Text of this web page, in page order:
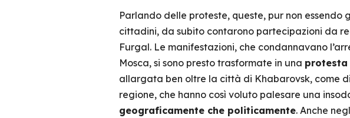
Parlando delle proteste, queste, pur non
cittadini, da subito contarono partecipazioni da
Furgal. Le manifestazioni, che condannavano
Mosca, si sono presto trasformate in una protesta
allargata ben oltre la città di Khabarovsk, come
regione, che hanno così voluto palesare una
geograficamente che politicamente. Anche